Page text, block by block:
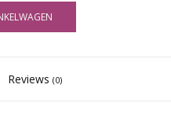
Reviews (0)